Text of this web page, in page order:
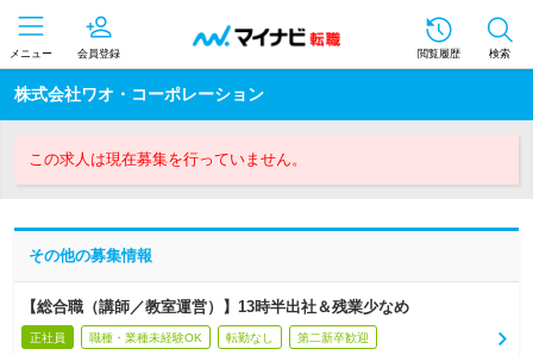
メニュー 会員登録 閲覧履歴 検索
株式会社ワオ・コーポレーション
この求人は現在募集を行っていません。
その他の募集情報
【総合職（講師／教室運営）】13時半出社＆残業少なめ
正社員 職種・業種未経験OK 転勤なし 第二新卒歓迎